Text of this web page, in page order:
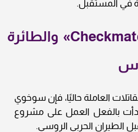
في المستقبل.
سو-75.. مشروع «Checkmate» والطائرة
العاملة حاليًا، فإن سوخوي
بالفعل العمل على مشروع
الطيران الحربي الروسي.